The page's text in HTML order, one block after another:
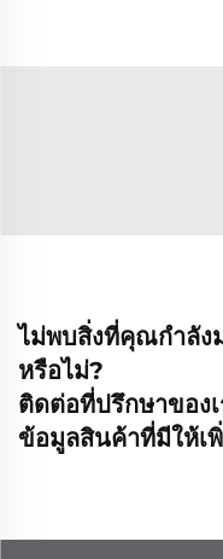
ไม่พบสิ่งที่คุณกำลัง
หรือไม่?
ติดต่อที่ปรึกษาของ
ข้อมูลสินค้าที่มีให้เ